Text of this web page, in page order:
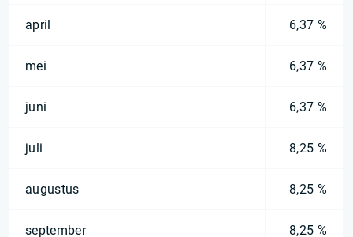
april 6,37 %
mei 6,37 %
juni 6,37 %
juli 8,25 %
augustus 8,25 %
september 8,25 %